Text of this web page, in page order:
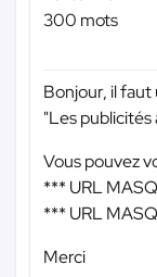
300 mots
Bonjour, il
"Les
Vous pouvez
*** URL
*** URL
Merci